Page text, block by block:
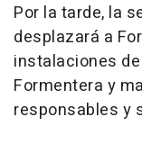
Por la tarde, la
desplazará a
instalaciones
Formentera y
responsables y